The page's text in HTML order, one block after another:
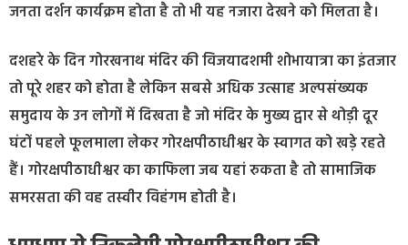
जनता दर्शन कार्यक्रम होता है तो भी यह नजारा देखने को मिलता है।
दशहरे के दिन गोरखनाथ मंदिर की विजयादशमी शोभायात्रा का इंतजार
तो पूरे शहर को होता है लेकिन सबसे अधिक उत्साह अल्पसंख्यक
समुदाय के उन लोगों में दिखता है जो मंदिर के मुख्य द्वार से थोड़ी दूर
घंटों पहले फूलमाला लेकर गोरक्षपीठाधीश्वर के स्वागत को खड़े रहते
हैं। गोरक्षपीठाधीश्वर का काफिला जब यहां रुकता है तो सामाजिक
समरसता की वह तस्वीर विहंगम होती है।